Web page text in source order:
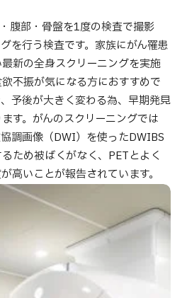
Tiếng Việt
腹部・骨盤を1度の検査で撮影
を行う検査です。家族にがん罹患
新の全身スクリーニングを実施
不振が気になる方におすすめで
予後が大きく変わる為、早期発見
す。がんのスクリーニングでは
調画像（DWI）を使ったDWIBS
ため被ばくがなく、PETとよく
高いことが報告されています。